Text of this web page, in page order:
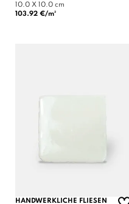
10.0 X 10.0 cm
103.92 €/m²
HANDWERKLICHE FLIESEN